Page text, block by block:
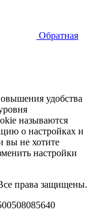
Обратная
удобства
называются
о настройках и
вы не хотите
настройки
права защищены.